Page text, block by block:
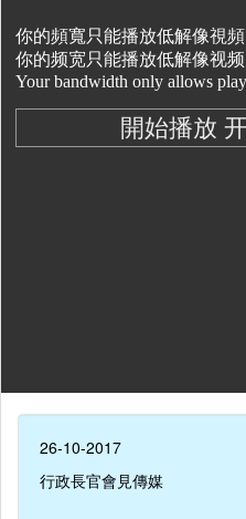
26-10-2017
行政長官會見傳媒